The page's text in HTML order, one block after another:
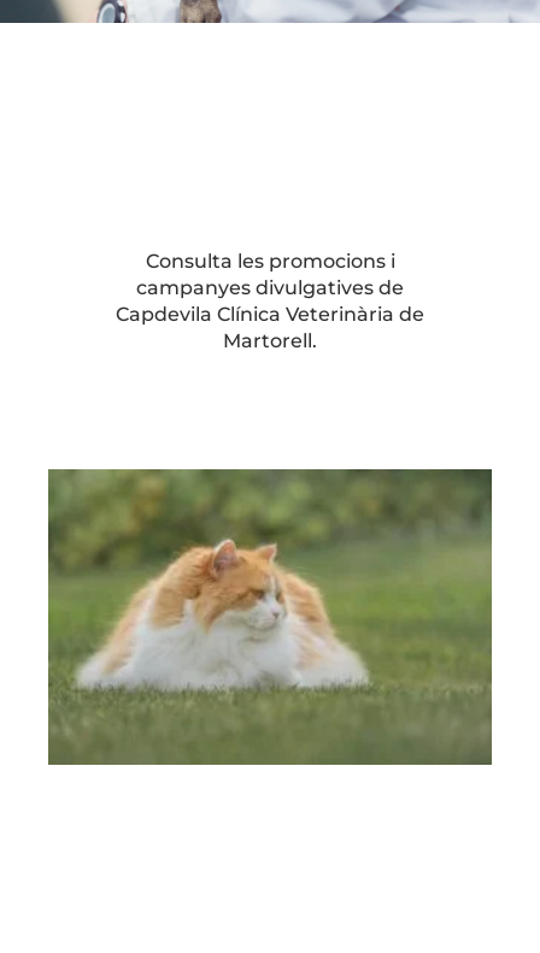
Consulta les promocions i
campanyes divulgatives de
Capdevila Clínica Veterinària de
Martorell.